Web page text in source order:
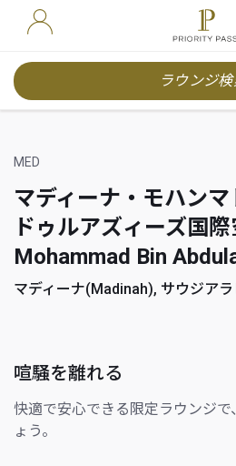
ラウンジ
MED
マディーナ・モハン
ドゥルアズィーズ国
Mohammad Bin
マディーナ(Madinah), サウジア
喧騒を離れる
快適で安心できる限定ラウンジ
ょう。